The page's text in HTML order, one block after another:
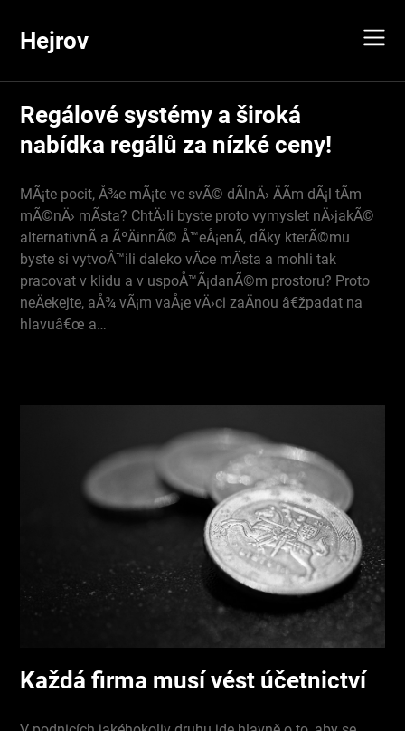
content
Hejrov
Regálové systémy a široká
nabídka regálů za nízké ceny!
MÃ¡te pocit, Å¾e mÃ¡te ve svÃ© dÃ­lnÄ› ÄÃ­m dÃ¡l tÃ­m
mÃ©nÄ› mÃ­sta? ChtÄ›li byste proto vymyslet nÄ›jakÃ©
alternativnÃ­ a ÃºÄinnÃ© Å™eÅ¡enÃ­, dÃ­ky kterÃ©mu
byste si vytvoÅ™ili daleko vÃ­ce mÃ­sta a mohli tak
pracovat v klidu a v uspoÅ™Ã¡danÃ©m prostoru? Proto
neÄekejte, aÅ¾ vÃ¡m vaÅ¡e vÄ›ci zaÄnou â€žpadat na
hlavuâ€œ a…
Každá firma musí vést účetnictví